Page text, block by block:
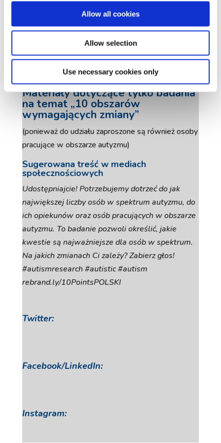
Allow all cookies
Allow selection
Use necessary cookies only
Facebook/ LinkedIn:
Materiały dotyczące tylko badania
na temat „10 obszarów
wymagających zmiany”
(ponieważ do udziału zaproszone są również osoby
pracujące w obszarze autyzmu)
Sugerowana treść w mediach
społecznościowych
Udostępniajcie! Potrzebujemy dotrzeć do jak
największej liczby osób w spektrum autyzmu, do
ich opiekunów oraz osób pracujących w obszarze
autyzmu. To badanie pozwoli określić, jakie
kwestie są najważniejsze dla osób w spektrum.
Na jakich zmianach Ci zależy? Zabierz głos!
#autismresearch #autistic #autism
rebrand.ly/10PointsPOLSKI
Twitter:
Facebook/LinkedIn:
Instagram: